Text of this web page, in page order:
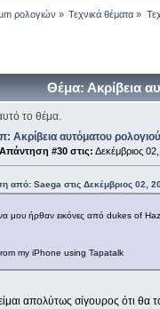
ρολογιών » Τεχνικά θέματα »
Θέμα: Ακρίβεια
το θέμα.
Ακρίβεια αυτόματου ρολογιού
Απάντηση #30 στις: Δεκέμβριος
από: Saega στις Δεκέμβριος 02,
μου ήρθαν εικόνες από dukes of
my iPhone using Tapatalk
απολύτως σίγουρος ότι